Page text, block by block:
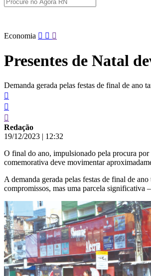
Pular
conteúdo
Economia
Presentes de Natal
Demanda gerada pelas festas de final de ano
Redação
19/12/2023 | 12:32
O final do ano, impulsionado pela procura
comemorativa deve movimentar
A demanda gerada pelas festas de final de
compromissos, mas uma parcela significativa